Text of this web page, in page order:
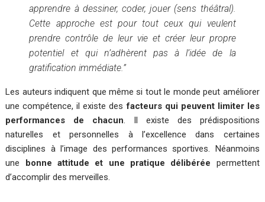
apprendre à dessiner, coder, jouer (sens théâtral).
Cette approche est pour tout ceux qui veulent
prendre contrôle de leur vie et créer leur propre
potentiel et qui n’adhèrent pas à l’idée de la
gratification immédiate.”
Les auteurs indiquent que même si tout le monde peut améliorer
une compétence, il existe desfacteurs qui peuvent limiter les
performances de chacun . Il existe des prédispositions
naturelles et personnelles à l’excellence dans certaines
disciplines à l’image des performances sportives. Néanmoins
une bonne attitude et une pratique délibérée permettent
d’accomplir des merveilles.